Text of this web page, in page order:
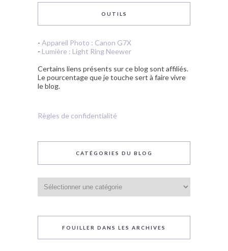
OUTILS
- Appareil Photo : Canon G7X
- Lumière : Light Ring Neewer
Certains liens présents sur ce blog sont affiliés.
Le pourcentage que je touche sert à faire vivre
le blog.
Règles de confidentialité
CATÉGORIES DU BLOG
du
blog
FOUILLER DANS LES ARCHIVES